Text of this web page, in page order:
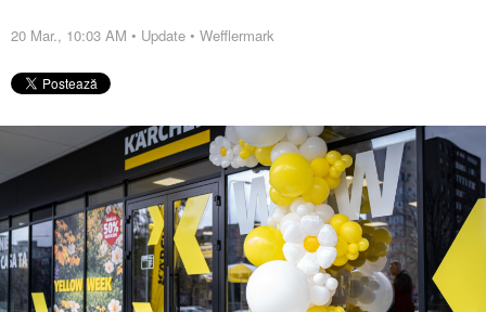
20 Mar., 10:03 AM • Update • Wefflermark